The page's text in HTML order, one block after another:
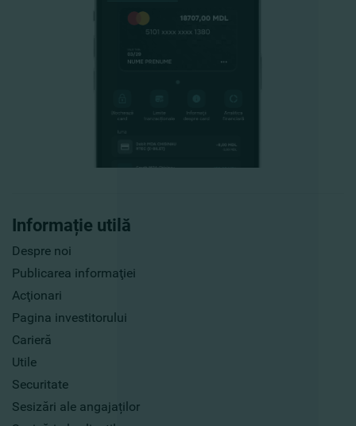
Informație utilă
Despre noi
Publicarea informaţiei
Acţionari
Pagina investitorului
Carieră
Utile
Securitate
Sesizări ale angajaților